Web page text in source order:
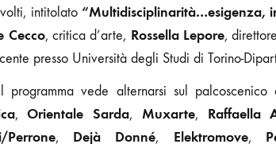
intitolato “Multidisciplinarità…esigenza,
Cecco, critica d’arte, Rossella Lepore,
presso Università degli Studi di Torino-
programma vede alternarsi sul palcoscenico
,Orientale Sarda, Muxarte, Raffaella
Perrone, Dejà Donné, Elektromove,